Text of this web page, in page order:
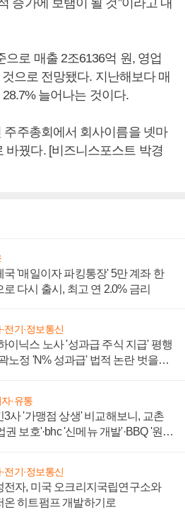
증가에 보탬이 될 것”이라고 내
로 매출 2조6136억 원, 영업
으로 전망됐다. 지난해보다 매
늘어나는 것이다.
주주총회에서 회사이름을 넷마
바꿨다. [비즈니스포스트 박경
국 '매일이자 파킹통장' 5만 계좌 한
로 다시 출시, 최고 연 2.0% 금리
전기·정보통신
이닉스 노사 '성과급 주식 지급' 평행
노정 'N% 성과급' 법적 논란 벗을지
·유통
3사 '가맹점 상생' 비교해보니, 교촌
권 보호'·bhc '신메뉴 개발'·BBQ '원가
전기·정보통신
전자, 미국 오크리지국립연구소와
온 히트펌프 개발하기로